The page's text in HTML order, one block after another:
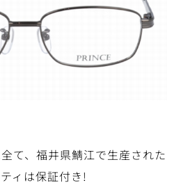
て、福井県鯖江で生産された
ィは保証付き!